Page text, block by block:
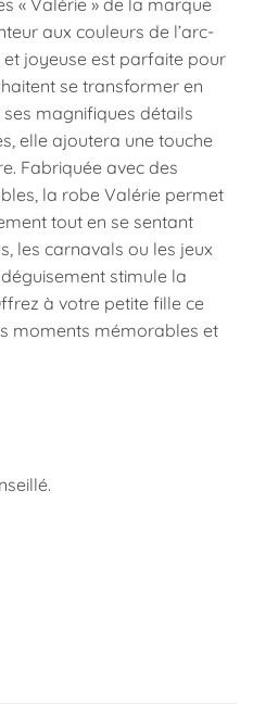
aux couleurs de l’arc-
et joyeuse est parfaite pour
se transformer en
ses magnifiques détails
elle ajoutera une touche
Fabriquée avec des
la robe Valérie permet
tout en se sentant
les carnavals ou les jeux
stimule la
à votre petite fille ce
moments mémorables et